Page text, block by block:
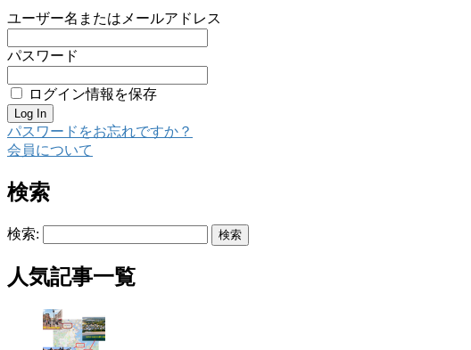
ユーザー名またはメールアドレス
パスワード
ログイン情報を保存
パスワードをお忘れですか？
会員について
検索
検索:
人気記事一覧